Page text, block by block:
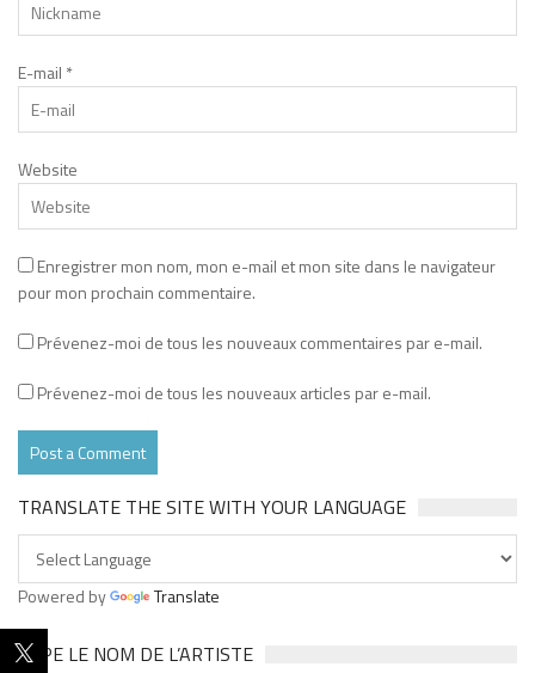
E-mail *
Website
Enregistrer mon nom, mon e-mail et mon site dans le navigateur
pour mon prochain commentaire.
Prévenez-moi de tous les nouveaux commentaires par e-mail.
Prévenez-moi de tous les nouveaux articles par e-mail.
TRANSLATE THE SITE WITH YOUR LANGUAGE
Powered by Translate
TAPE LE NOM DE L’ARTISTE